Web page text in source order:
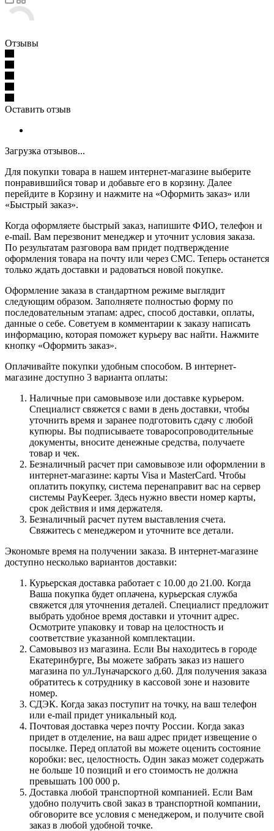
Отзывы
Оставить отзыв
Загрузка отзывов...
Для покупки товара в нашем интернет-магазине выберите
понравившийся товар и добавьте его в корзину. Далее
перейдите в Корзину и нажмите на «Оформить заказ» или
«Быстрый заказ».
Когда оформляете быстрый заказ, напишите ФИО, телефон и
e-mail. Вам перезвонит менеджер и уточнит условия заказа.
По результатам разговора вам придет подтверждение
оформления товара на почту или через СМС. Теперь останется
только ждать доставки и радоваться новой покупке.
Оформление заказа в стандартном режиме выглядит
следующим образом. Заполняете полностью форму по
последовательным этапам: адрес, способ доставки, оплаты,
данные о себе. Советуем в комментарии к заказу написать
информацию, которая поможет курьеру вас найти. Нажмите
кнопку «Оформить заказ».
Оплачивайте покупки удобным способом. В интернет-
магазине доступно 3 варианта оплаты:
Наличные при самовывозе или доставке курьером.
Специалист свяжется с вами в день доставки, чтобы
уточнить время и заранее подготовить сдачу с любой
купюры. Вы подписываете товаросопроводительные
документы, вносите денежные средства, получаете
товар и чек.
Безналичный расчет при самовывозе или оформлении в
интернет-магазине: карты Visa и MasterCard. Чтобы
оплатить покупку, система перенаправит вас на сервер
системы PayKeeper. Здесь нужно ввести номер карты,
срок действия и имя держателя.
Безналичный расчет путем выставления счета.
Свяжитесь с менеджером и уточните все детали.
Экономьте время на получении заказа. В интернет-магазине
доступно несколько вариантов доставки:
Курьерская доставка работает с 10.00 до 21.00. Когда
Ваша покупка будет оплачена, курьерская служба
свяжется для уточнения деталей. Специалист предложит
выбрать удобное время доставки и уточнит адрес.
Осмотрите упаковку и товар на целостность и
соответствие указанной комплектации.
Самовывоз из магазина. Если Вы находитесь в городе
Екатеринбурге, Вы можете забрать заказ из нашего
магазина по ул.Луначарского д.60. Для получения заказа
обратитесь к сотруднику в кассовой зоне и назовите
номер.
СДЭК. Когда заказ поступит на точку, на ваш телефон
или e-mail придет уникальный код.
Почтовая доставка через почту России. Когда заказ
придет в отделение, на ваш адрес придет извещение о
посылке. Перед оплатой вы можете оценить состояние
коробки: вес, целостность. Один заказ может содержать
не больше 10 позиций и его стоимость не должна
превышать 100 000 р.
Доставка любой транспортной компанией. Если Вам
удобно получить свой заказ в транспортной компании,
обговорите все условия с менеджером, и получите свой
заказ в любой удобной точке.